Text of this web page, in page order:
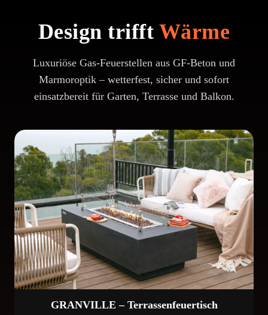
Design trifft Wärme
Luxuriöse Gas-Feuerstellen aus GF-Beton und
Marmoroptik – wetterfest, sicher und sofort
einsatzbereit für Garten, Terrasse und Balkon.
GRANVILLE – Terrassenfeuertisch